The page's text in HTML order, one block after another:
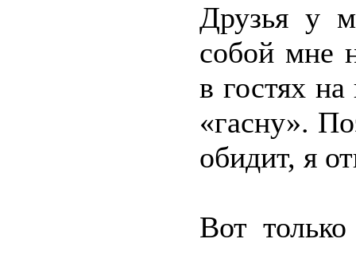
Друзья у
собой мне
в гостях
«гасну».
обидит, я
Вот